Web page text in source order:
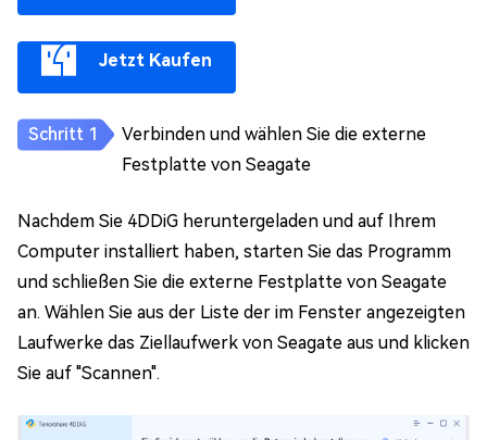
Jetzt Kaufen
Verbinden und wählen Sie die externe
Festplatte von Seagate
Nachdem Sie 4DDiG heruntergeladen und auf Ihrem
Computer installiert haben, starten Sie das Programm
und schließen Sie die externe Festplatte von Seagate
an. Wählen Sie aus der Liste der im Fenster angezeigten
Laufwerke das Ziellaufwerk von Seagate aus und klicken
Sie auf "Scannen".